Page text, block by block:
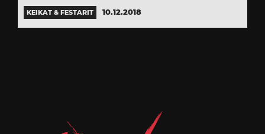
KEIKAT & FESTARIT 10.12.2018